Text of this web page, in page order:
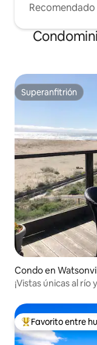
Recomendado
Superanfitrión
Superanfitrión
Condo en
¡Vistas únicas al río
Favorito entre
Favorito entre